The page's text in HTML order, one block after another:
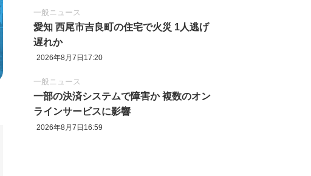
一般ニュース
愛知 西尾市吉良町の住宅で火災 1人逃げ
遅れか
2026年8月7日17:20
一般ニュース
一部の決済システムで障害か 複数のオン
ラインサービスに影響
2026年8月7日16:59